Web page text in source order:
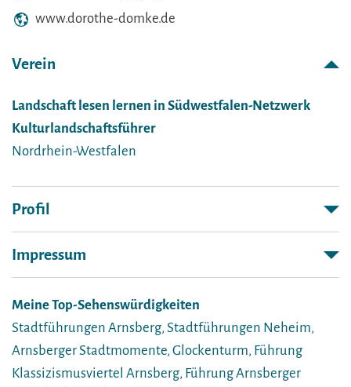
www.dorothe-domke.de
Verein
Landschaft lesen lernen in Südwestfalen-Netzwerk
Kulturlandschaftsführer
Nordrhein-Westfalen
Profil
Impressum
Meine Top-Sehenswürdigkeiten
Stadtführungen Arnsberg, Stadtführungen Neheim,
Arnsberger Stadtmomente, Glockenturm, Führung
Klassizismusviertel Arnsberg, Führung Arnsberger